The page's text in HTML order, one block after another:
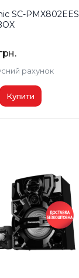
SC-PMX802EES
рахунок
Купити
B x1